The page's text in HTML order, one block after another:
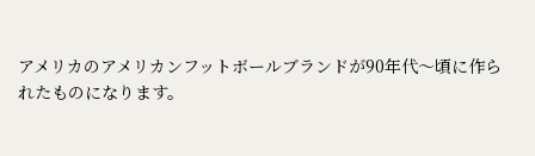
アメリカのアメリカンフットボールブランドが90年代〜頃に作ら
れたものになります。